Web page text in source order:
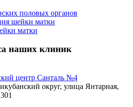
половых органов
шейки матки
матки
наших клиник
центр Санталь №4
округ, улица Янтарная,